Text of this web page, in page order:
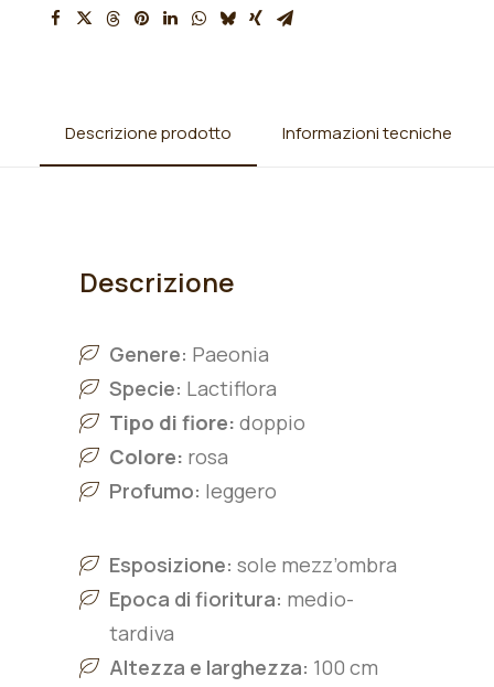
Descrizione prodotto Informazioni tecniche
Descrizione
Genere: Paeonia
Specie: Lactiflora
Tipo di fiore: doppio
Colore: rosa
Profumo: leggero
Esposizione: sole mezz’ombra
Epoca di fioritura: medio-
tardiva
Altezza e larghezza: 100 cm